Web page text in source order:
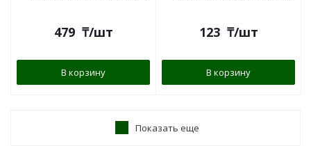
479 ₸/шт
В корзину
123 ₸/шт
В корзину
Показать еще